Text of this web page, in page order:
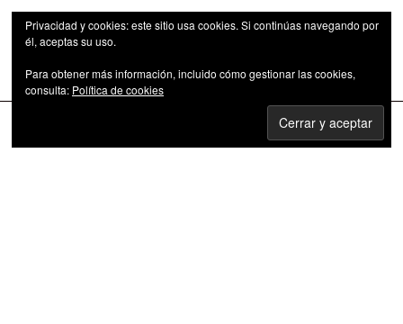
Las series de televisión como fenómeno cultural
Privacidad y cookies: este sitio usa cookies. Si continúas navegando por
él, aceptas su uso.
Para obtener más información, incluido cómo gestionar las cookies,
consulta: Política de cookies